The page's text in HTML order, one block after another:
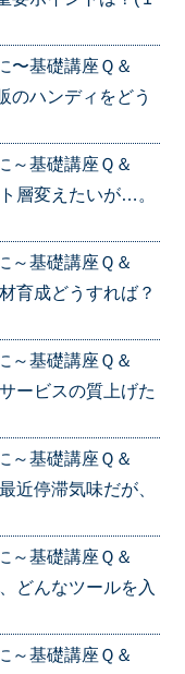
〜基礎講座Ｑ＆
ハンディをどう
～基礎講座Ｑ＆
層変えたいが…。
～基礎講座Ｑ＆
育成どうすれば？
～基礎講座Ｑ＆
ービスの質上げた
～基礎講座Ｑ＆
近停滞気味だが、
～基礎講座Ｑ＆
どんなツールを入
～基礎講座Ｑ＆